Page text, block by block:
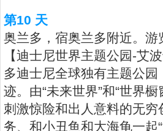
第10 天
奥兰多，宿奥兰多附近。游
【迪士尼世界主题公园-艾
多迪士尼全球独有主题公
迹。由“未来世界”和“世界
刺激惊险和出人意料的无
务、和小丑鱼和大海龟一起